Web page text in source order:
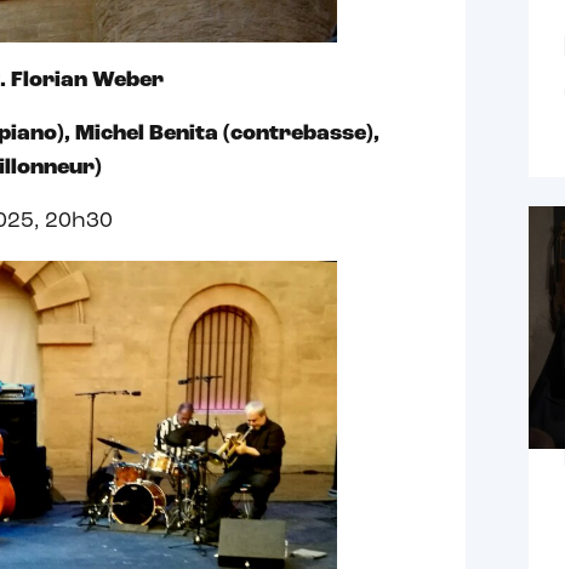
Florian Weber
Michel Benita (contrebasse),
20h30